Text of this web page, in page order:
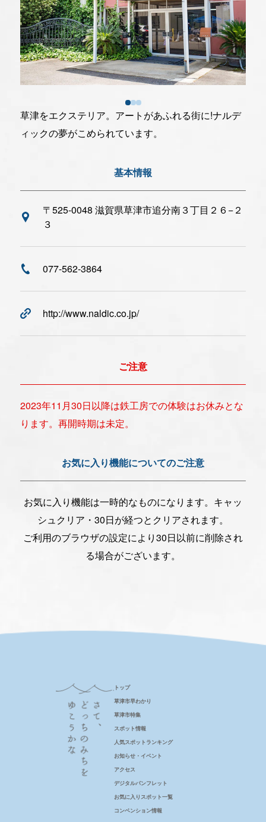
草津をエクステリア。アートがあふれる街に!ナルデ
ィックの夢がこめられています。
基本情報
〒525-0048 滋賀県草津市追分南３丁目２６−２
３
077-562-3864
http://www.naldic.co.jp/
ご注意
2023年11月30日以降は鉄工房での体験はお休みとな
ります。再開時期は未定。
お気に入り機能についてのご注意
お気に入り機能は一時的なものになります。キャッ
シュクリア・30日が経つとクリアされます。
ご利用のブラウザの設定により30日以前に削除され
る場合がございます。
トップ
草津市早わかり
草津市特集
スポット情報
人気スポットランキング
お知らせ・イベント
アクセス
デジタルパンフレット
お気に入りスポット一覧
コンベンション情報
一般社団法人 草津市観光物産協会
077-566-3219
〒525-0034滋賀県草津市草津二丁目10-21
採用について
リンク集
プライバシーポリシー